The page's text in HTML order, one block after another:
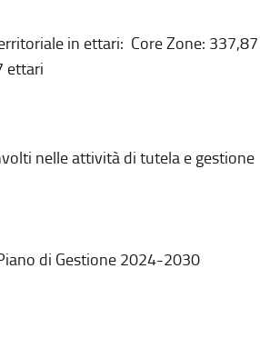
in ettari: Core Zone:
ettari
nelle attività di tutela e gestione
di Gestione 2024-2030